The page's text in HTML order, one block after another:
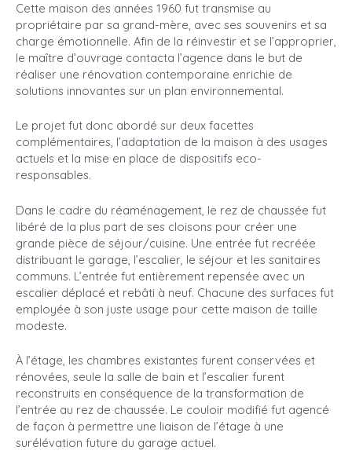
Cette maison des années 1960 fut transmise au
propriétaire par sa grand-mère, avec ses souvenirs et sa
charge émotionnelle. Afin de la réinvestir et se l’approprier,
le maître d’ouvrage contacta l’agence dans le but de
réaliser une rénovation contemporaine enrichie de
solutions innovantes sur un plan environnemental.
Le projet fut donc abordé sur deux facettes
complémentaires, l’adaptation de la maison à des usages
actuels et la mise en place de dispositifs eco-
responsables.
Dans le cadre du réaménagement, le rez de chaussée fut
libéré de la plus part de ses cloisons pour créer une
grande pièce de séjour/cuisine. Une entrée fut recréée
distribuant le garage, l’escalier, le séjour et les sanitaires
communs. L’entrée fut entièrement repensée avec un
escalier déplacé et rebâti à neuf. Chacune des surfaces fut
employée à son juste usage pour cette maison de taille
modeste.
À l’étage, les chambres existantes furent conservées et
rénovées, seule la salle de bain et l’escalier furent
reconstruits en conséquence de la transformation de
l’entrée au rez de chaussée. Le couloir modifié fut agencé
de façon à permettre une liaison de l’étage à une
surélévation future du garage actuel.